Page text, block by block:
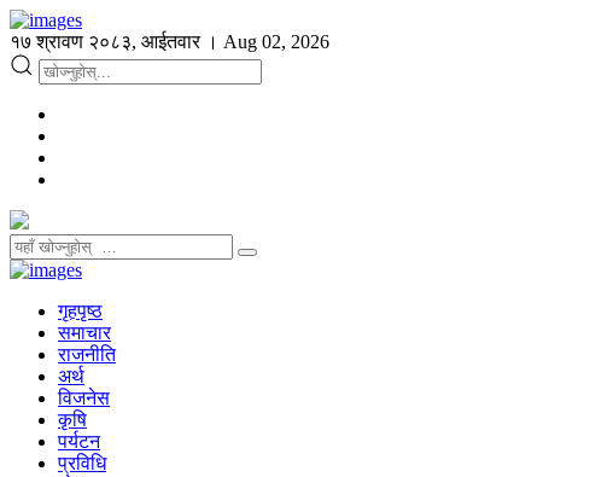
१७ श्रावण २०८३, आईतवार । Aug 02, 2026
गृहपृष्ठ
समाचार
राजनीति
अर्थ
विजनेस
कृषि
पर्यटन
प्रविधि